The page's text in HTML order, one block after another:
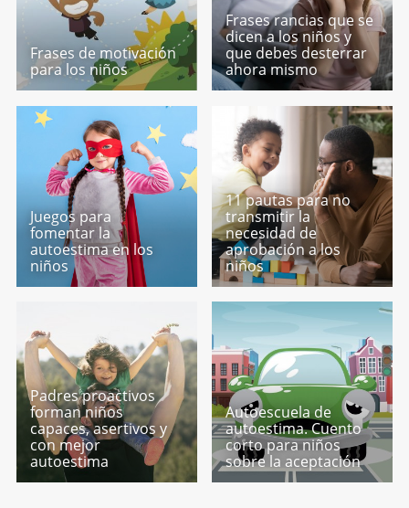
Frases de motivación
para los niños
Frases rancias que se
dicen a los niños y
que debes desterrar
ahora mismo
Juegos para
fomentar la
autoestima en los
niños
11 pautas para no
transmitir la
necesidad de
aprobación a los
niños
Padres proactivos
forman niños
capaces, asertivos y
con mejor
autoestima
Autoescuela de
autoestima. Cuento
corto para niños
sobre la aceptación